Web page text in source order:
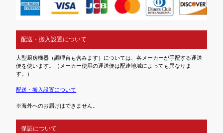
配送・搬入設置について
大型厨房機器（調理台も含みます）については、各メーカーが手配する運送
便を使います。（メーカー使用の運送便は配達地域によっても異なりま
す。）
配送・搬入設置について
※海外へのお届けはできません。
保証について